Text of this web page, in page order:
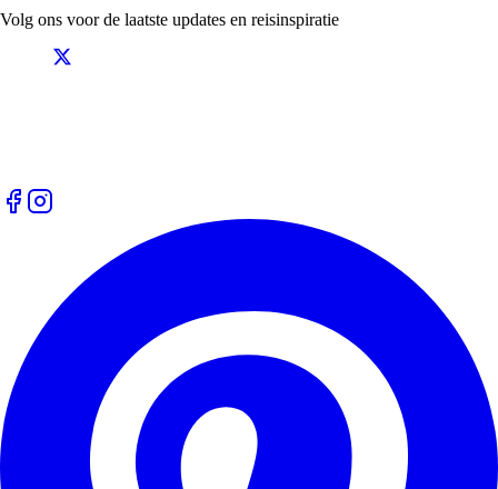
Volg ons voor de laatste updates en reisinspiratie